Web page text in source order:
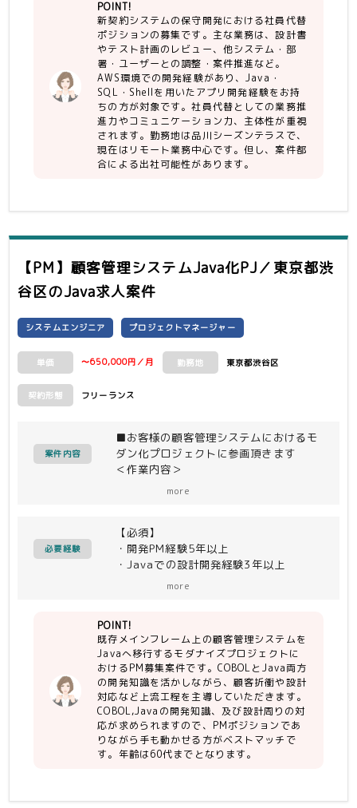
・アプリケーション開発の経験がある
-開発の流れを理解している。ユーザー
要件定義、システム要件定義、機能設計
書について理解でき、レビュー経験があ
る
※言語：Java、SQL、shell
・社員代替業務を遂行する上での業務的
素養を有している
-課題整理、コミュニケーション力、主
ただけること
の為、そのAWSと当該環境での開発を
集しております。
案件の推進なども担当する為、未経験の
とが必要となります。
※業務に関する知識については、既存メ
ンバーでのフォローが可能です
・生命保険業界での開発もしくは業務経
験（新契約であればより◎）
POINT!
新契約システムの保守開発における社員代替
ポジションの募集です。主な業務は、設計書
やテスト計画のレビュー、他システム・部
署・ユーザーとの調整・案件推進など。
AWS環境での開発経験があり、Java・
SQL・Shellを用いたアプリ開発経験をお持
ちの方が対象です。社員代替としての業務推
進力やコミュニケーション力、主体性が重視
されます。勤務地は品川シーズンテラスで、
現在はリモート業務中心です。但し、案件都
合による出社可能性があります。
【PM】顧客管理システムJava化PJ／東京都渋
谷区のJava求人案件
システムエンジニア プロジェクトマネージャー
単価 〜650,000円／月 勤務地 東京都渋谷区
契約形態 フリーランス
案件内容
■お客様の顧客管理システムにおけるモ
ダン化プロジェクトに参画頂きます
＜作業内容＞
more
必要経験
【必須】
・開発PM経験5年以上
・Javaでの設計開発経験3年以上
【尚可】
・富士通製メインフレームシステムの経
験
more
POINT!
既存メインフレーム上の顧客管理システムを
Javaへ移行するモダナイズプロジェクトに
おけるPM募集案件です。COBOLとJava両方
の開発知識を活かしながら、顧客折衝や設計
対応など上流工程を主導していただきます。
COBOL,Javaの開発知識、及び設計周りの対
応が求められますので、PMポジションであ
りながら手も動かせる方がベストマッチで
す。年齢は60代までとなります。